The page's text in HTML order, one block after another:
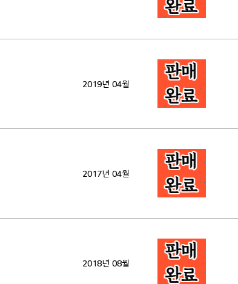
2019년 04월
2017년 04월
2018년 08월